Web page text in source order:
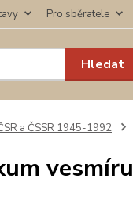
Pro sběratele
Hledat
a ČSSR 1945-1992
vesmíru